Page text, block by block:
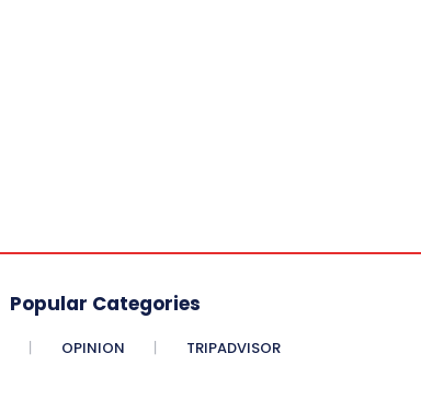
Popular Categories
OPINION TRIPADVISOR